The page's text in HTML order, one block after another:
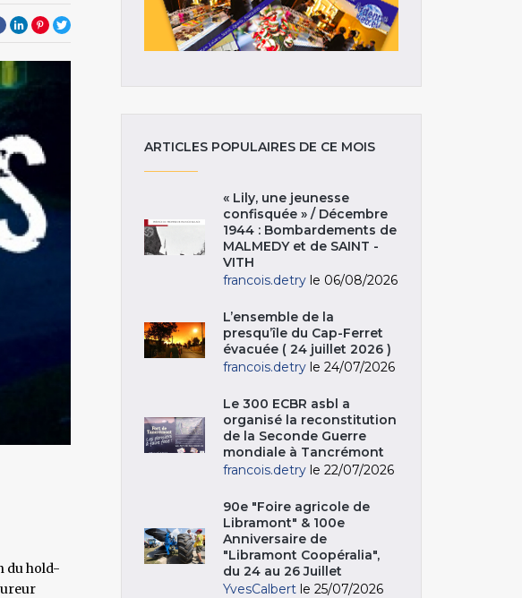
du hold-
ARTICLES POPULAIRES DE CE MOIS
« Lily, une jeunesse
confisquée » / Décembre
1944 : Bombardements de
MALMEDY et de SAINT -
VITH
francois.detry le 06/08/2026
L’ensemble de la
presqu’île du Cap-Ferret
évacuée ( 24 juillet 2026 )
francois.detry le 24/07/2026
Le 300 ECBR asbl a
organisé la reconstitution
de la Seconde Guerre
mondiale à Tancrémont
francois.detry le 22/07/2026
90e "Foire agricole de
Libramont" & 100e
Anniversaire de
"Libramont Coopéralia",
du 24 au 26 Juillet
YvesCalbert le 25/07/2026